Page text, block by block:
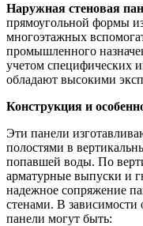
Наружная стеновая
прямоугольной формы
многоэтажных
промышленного
учетом специфических
обладают высокими
Конструкция и
Эти панели
полостями в
попавшей воды. По
арматурные выпуски и
надежное сопряжение
стенами. В зависимости
панели могут быть: